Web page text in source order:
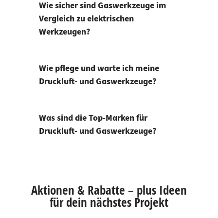
Wie sicher sind Gaswerkzeuge im
Vergleich zu elektrischen
Werkzeugen?
Wie pflege und warte ich meine
Druckluft- und Gaswerkzeuge?
Was sind die Top-Marken für
Druckluft- und Gaswerkzeuge?
Aktionen & Rabatte – plus Ideen
für dein nächstes Projekt